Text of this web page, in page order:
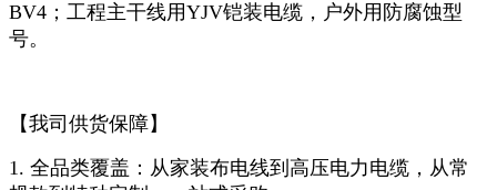
BV4；工程主干线用YJV铠装电缆，户外用防腐蚀型
号。
【我司供货保障】
1. 全品类覆盖：从家装布电线到高压电力电缆，从常